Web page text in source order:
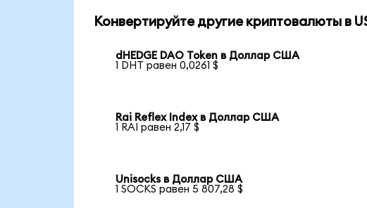
Конвертируйте другие криптовалюты в
dHEDGE DAO Token в Доллар США
1 DHT равен 0,0261 $
Rai Reflex Index в Доллар США
1 RAI равен 2,17 $
Unisocks в Доллар США
1 SOCKS равен 5 807,28 $